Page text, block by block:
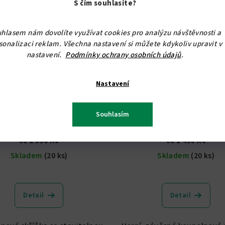
S čím souhlasíte?
nám dovolíte využívat cookies pro analýzu návštěvnosti a
reklam. Všechna nastavení si můžete kdykoliv upravit v
nastavení. Podmínky ochrany osobních údajů.
Nastavení
Souhlasím
skříňka pod
od 2 140,50 Kč bez DPH
od2 590 Kč
Skladem (20 ks)
hodnocení
produktu
je
4,7
Detail
7036/BB2
Koupelnová skříňka
od 1 231,40 Kč bez DPH
od1 490 Kč
Skladem (20 ks)
Detail